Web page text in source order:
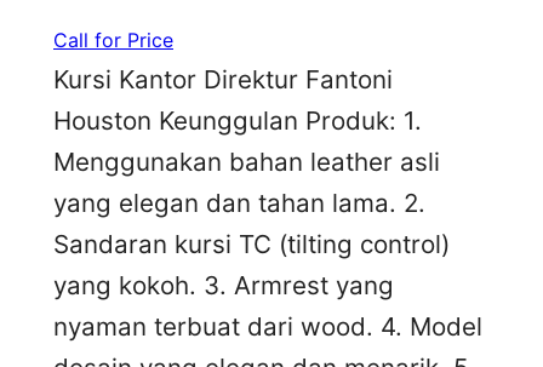
Call for Price
Kursi Kantor Direktur Fantoni
Houston Keunggulan Produk: 1.
Menggunakan bahan leather asli
yang elegan dan tahan lama. 2.
Sandaran kursi TC (tilting control)
yang kokoh. 3. Armrest yang
nyaman terbuat dari wood. 4. Model